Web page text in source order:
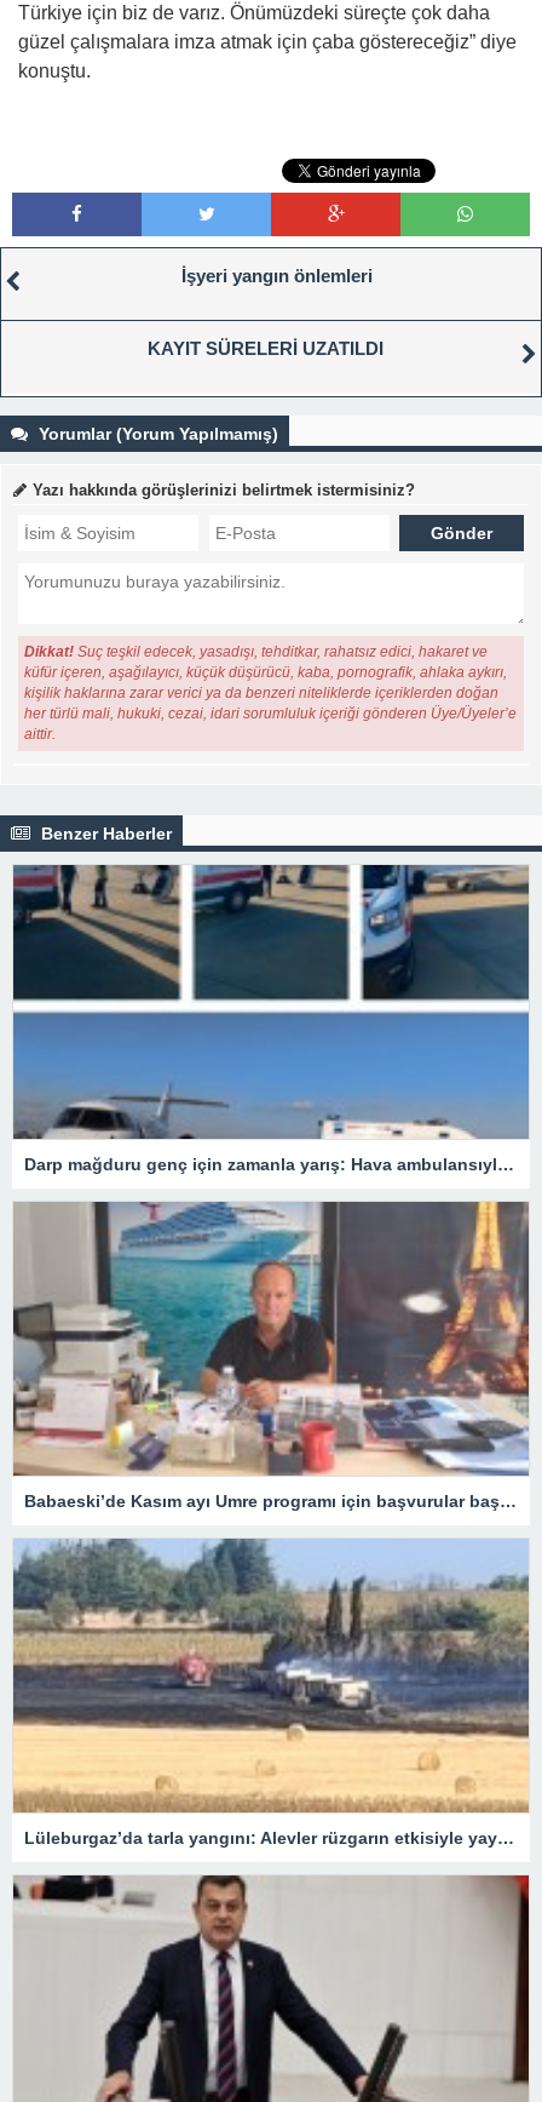
Türkiye için biz de varız. Önümüzdeki süreçte çok daha
güzel çalışmalara imza atmak için çaba göstereceğiz” diye
konuştu.
İşyeri yangın önlemleri
KAYIT SÜRELERİ UZATILDI
Yorumlar (Yorum Yapılmamış)
Yazı hakkında görüşlerinizi belirtmek istermisiniz?
Dikkat! Suç teşkil edecek, yasadışı, tehditkar, rahatsız edici, hakaret ve
küfür içeren, aşağılayıcı, küçük düşürücü, kaba, pornografik, ahlaka aykırı,
kişilik haklarına zarar verici ya da benzeri niteliklerde içeriklerden doğan
her türlü mali, hukuki, cezai, idari sorumluluk içeriği gönderen Üye/Üyeler’e
aittir.
Benzer Haberler
Darp mağduru genç için zamanla yarış: Hava ambulansıyla Ankara’ya sevk edildi
Babaeski’de Kasım ayı Umre programı için başvurular başladı
Lüleburgaz’da tarla yangını: Alevler rüzgarın etkisiyle yayıldı